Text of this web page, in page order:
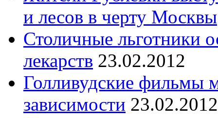
и лесов в черту Москвы
Столичные льготники
лекарств 23.02.2012
Голливудские фильмы
зависимости 23.02.2012